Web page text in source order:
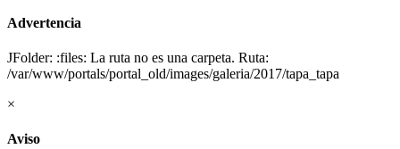
Advertencia
JFolder: :files: La ruta no es una carpeta. Ruta:
/var/www/portals/portal_old/images/galeria/2017/tapa_tapa
×
Aviso